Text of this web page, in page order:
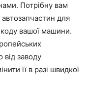
Потрібну вам
для
коду вашої машини.
від заводу
її в разі швидкої